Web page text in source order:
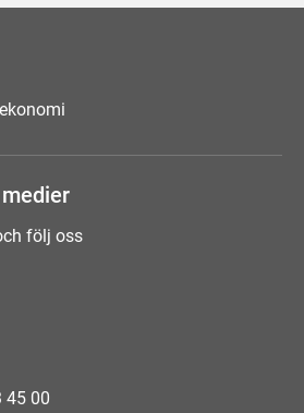
följ oss
45 00